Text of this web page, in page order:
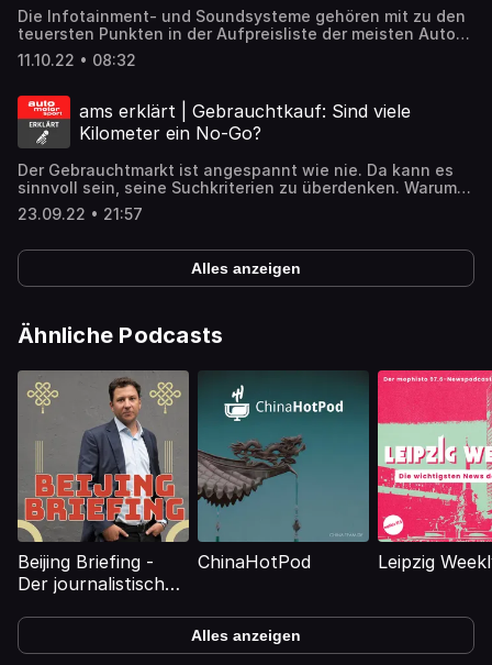
insgesamt über 6000 Kilometer gefahren, um zu klären, zu
welchem Autotyp welches Reisetempo am besten passt.
Die Infotainment- und Soundsysteme gehören mit zu den
teuersten Punkten in der Aufpreisliste der meisten Autos
- aber sind sie das wirklich wert? Patrick Lang ist für die
aktuelle Folge nach Frankreich gefahren und hat sich dort
verabredet, um genau darüber zu sprechen - und um zu
klären, worauf es beim guten Klang im Auto wirklich
ankommt.
11.10.22 • 08:32
ams erklärt | Gebrauchtkauf: Sind viele
Kilometer ein No-Go?
Der Gebrauchtmarkt ist angespannt wie nie. Da kann es
sinnvoll sein, seine Suchkriterien zu überdenken. Warum
gerade die Laufleistung beim Gebrauchtkauf nicht in
Stein gemeiselt werden sollte und ob es wirklich so viel
besprechen wir in der aktuellen Folge von auto motor und
23.09.22 • 21:57
Alles anzeigen
Ähnliche Podcasts
Beijing Briefing -
Der journalistische
ChinaHotPod Leipzig
Alles anzeigen